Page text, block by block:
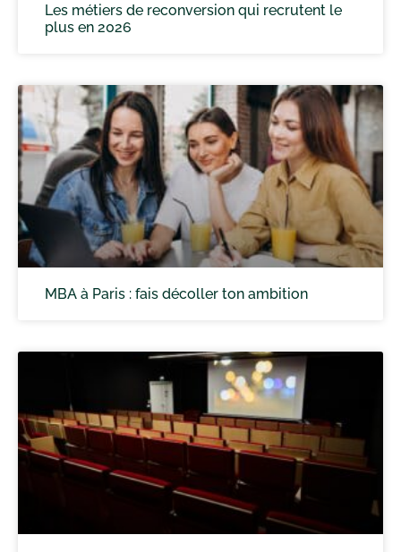
Les métiers de reconversion qui recrutent le
plus en 2026
MBA à Paris : fais décoller ton ambition